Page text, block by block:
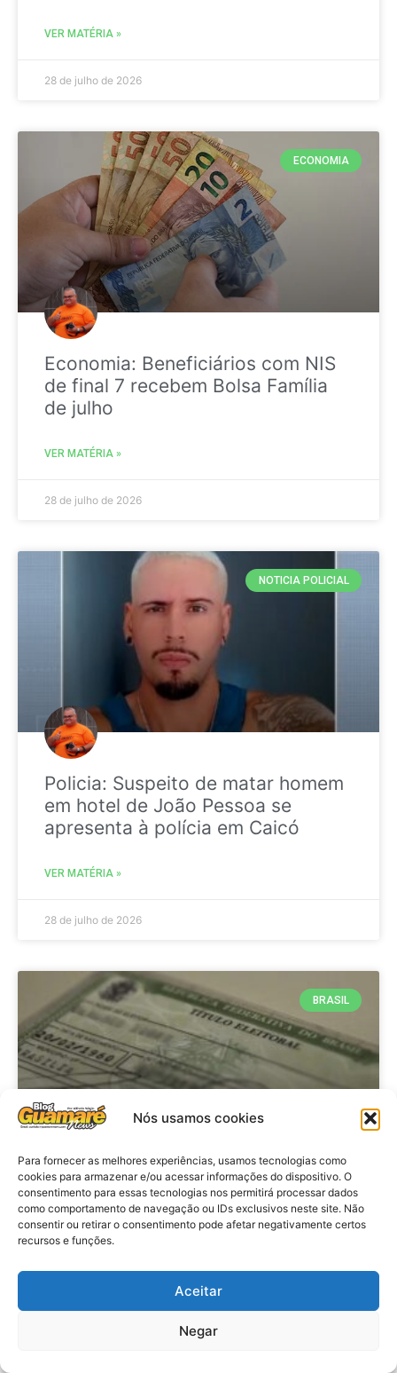
Nós usamos cookies
Para fornecer as melhores experiências, usamos tecnologias como
cookies para armazenar e/ou acessar informações do dispositivo. O
consentimento para essas tecnologias nos permitirá processar dados
como comportamento de navegação ou IDs exclusivos neste site. Não
consentir ou retirar o consentimento pode afetar negativamente certos
recursos e funções.
Aceitar
Negar
VER MATÉRIA »
28 de julho de 2026
ECONOMIA
Economia: Beneficiários com NIS
de final 7 recebem Bolsa Família
de julho
VER MATÉRIA »
28 de julho de 2026
NOTICIA POLICIAL
Policia: Suspeito de matar homem
em hotel de João Pessoa se
apresenta à polícia em Caicó
VER MATÉRIA »
28 de julho de 2026
BRASIL
Brasil: Policia Federal investiga
753 casos de crimes eleitorais
antes das eleições